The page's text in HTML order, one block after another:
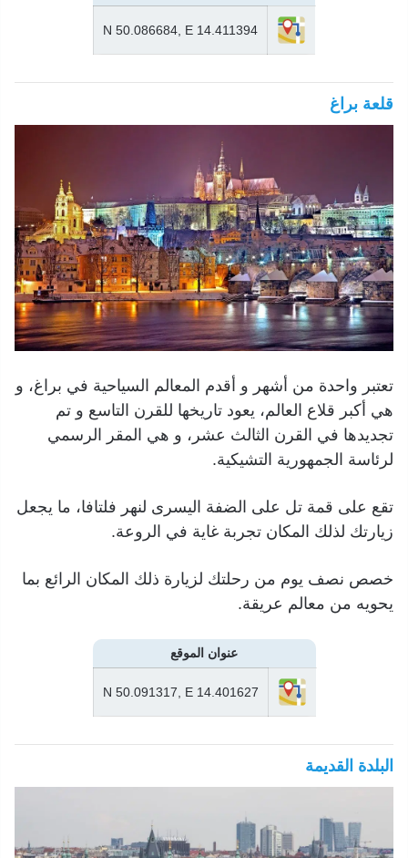
N 50.086684, E 14.411394
قلعة براغ
تعتبر واحدة من أشهر و أقدم المعالم السياحية في براغ، و
هي أكبر قلاع العالم، يعود تاريخها للقرن التاسع و تم
تجديدها في القرن الثالث عشر، و هي المقر الرسمي
لرئاسة الجمهورية التشيكية.
تقع على قمة تل على الضفة اليسرى لنهر فلتافا، ما يجعل
زيارتك لذلك المكان تجربة غاية في الروعة.
خصص نصف يوم من رحلتك لزيارة ذلك المكان الرائع بما
يحويه من معالم عريقة.
عنوان الموقع
N 50.091317, E 14.401627
البلدة القديمة